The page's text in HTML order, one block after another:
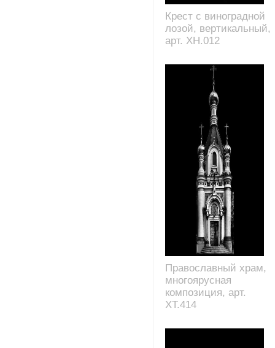
Крест с виноградной
лозой, вертикальный,
арт. XH.012
Православный храм,
многоярусная
композиция, арт.
XT.414